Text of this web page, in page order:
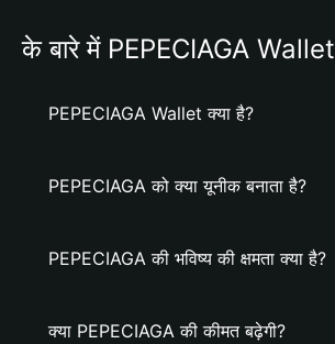
के बारे में PEPECIAGA Wallet
PEPECIAGA Wallet क्या है?
PEPECIAGA को क्या यूनीक बनाता है?
PEPECIAGA की भविष्य की क्षमता क्या है?
क्या PEPECIAGA की कीमत बढ़ेगी?